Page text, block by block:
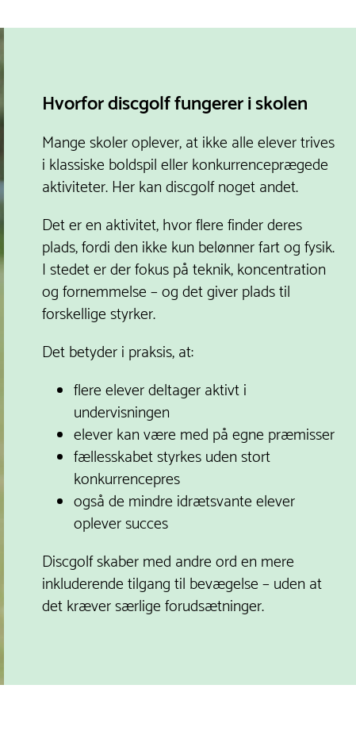
Hvorfor discgolf fungerer i skolen
Mange skoler oplever, at ikke alle elever trives
i klassiske boldspil eller konkurrenceprægede
aktiviteter. Her kan discgolf noget andet.
Det er en aktivitet, hvor flere finder deres
plads, fordi den ikke kun belønner fart og fysik.
I stedet er der fokus på teknik, koncentration
og fornemmelse – og det giver plads til
forskellige styrker.
Det betyder i praksis, at:
flere elever deltager aktivt i
undervisningen
elever kan være med på egne præmisser
fællesskabet styrkes uden stort
konkurrencepres
også de mindre idrætsvante elever
oplever succes
Discgolf skaber med andre ord en mere
inkluderende tilgang til bevægelse – uden at
det kræver særlige forudsætninger.